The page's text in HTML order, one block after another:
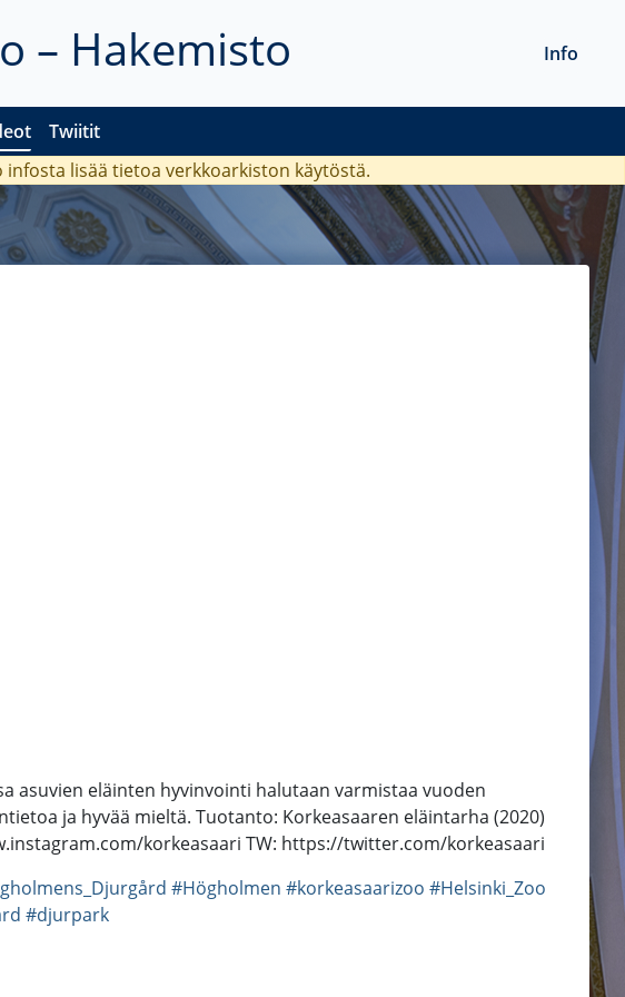
– Hakemisto
Twiitit
Info
infosta lisää tietoa verkkoarkiston käytöstä.
asuvien eläinten hyvinvointi halutaan varmistaa vuoden
ja hyvää mieltä. Tuotanto: Korkeasaaren eläintarha (2020)
korkeasaari TW: https://twitter.com/korkeasaari
#Högholmen #korkeasaarizoo #Helsinki_Zoo
#djurpark